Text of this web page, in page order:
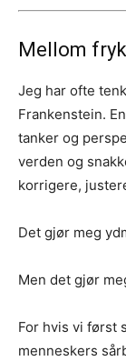
Mellom
Jeg har ofte
Frankenstein.
tanker og
verden og
korrigere,
Det gjør meg
Men det gjør
For hvis vi først
menneskers